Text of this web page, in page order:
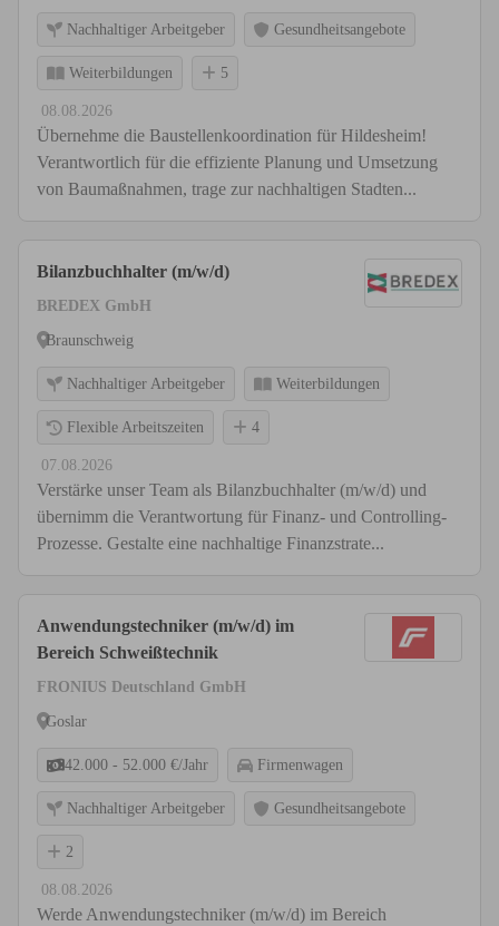
Nachhaltiger Arbeitgeber Gesundheitsangebote
Weiterbildungen 5
08.08.2026
Übernehme die Baustellenkoordination für Hildesheim!
Verantwortlich für die effiziente Planung und Umsetzung
von Baumaßnahmen, trage zur nachhaltigen Stadten...
Bilanzbuchhalter (m/w/d)
BREDEX GmbH
Braunschweig
Nachhaltiger Arbeitgeber Weiterbildungen
Flexible Arbeitszeiten 4
07.08.2026
Verstärke unser Team als Bilanzbuchhalter (m/w/d) und
übernimm die Verantwortung für Finanz- und Controlling-
Prozesse. Gestalte eine nachhaltige Finanzstrate...
Anwendungstechniker (m/w/d) im
Bereich Schweißtechnik
FRONIUS Deutschland GmbH
Goslar
42.000 - 52.000 €/Jahr Firmenwagen
Nachhaltiger Arbeitgeber Gesundheitsangebote
2
08.08.2026
Werde Anwendungstechniker (m/w/d) im Bereich